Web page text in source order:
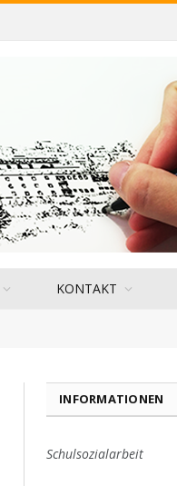
KONTAKT
INFORMATIONEN
Schulsozialarbeit